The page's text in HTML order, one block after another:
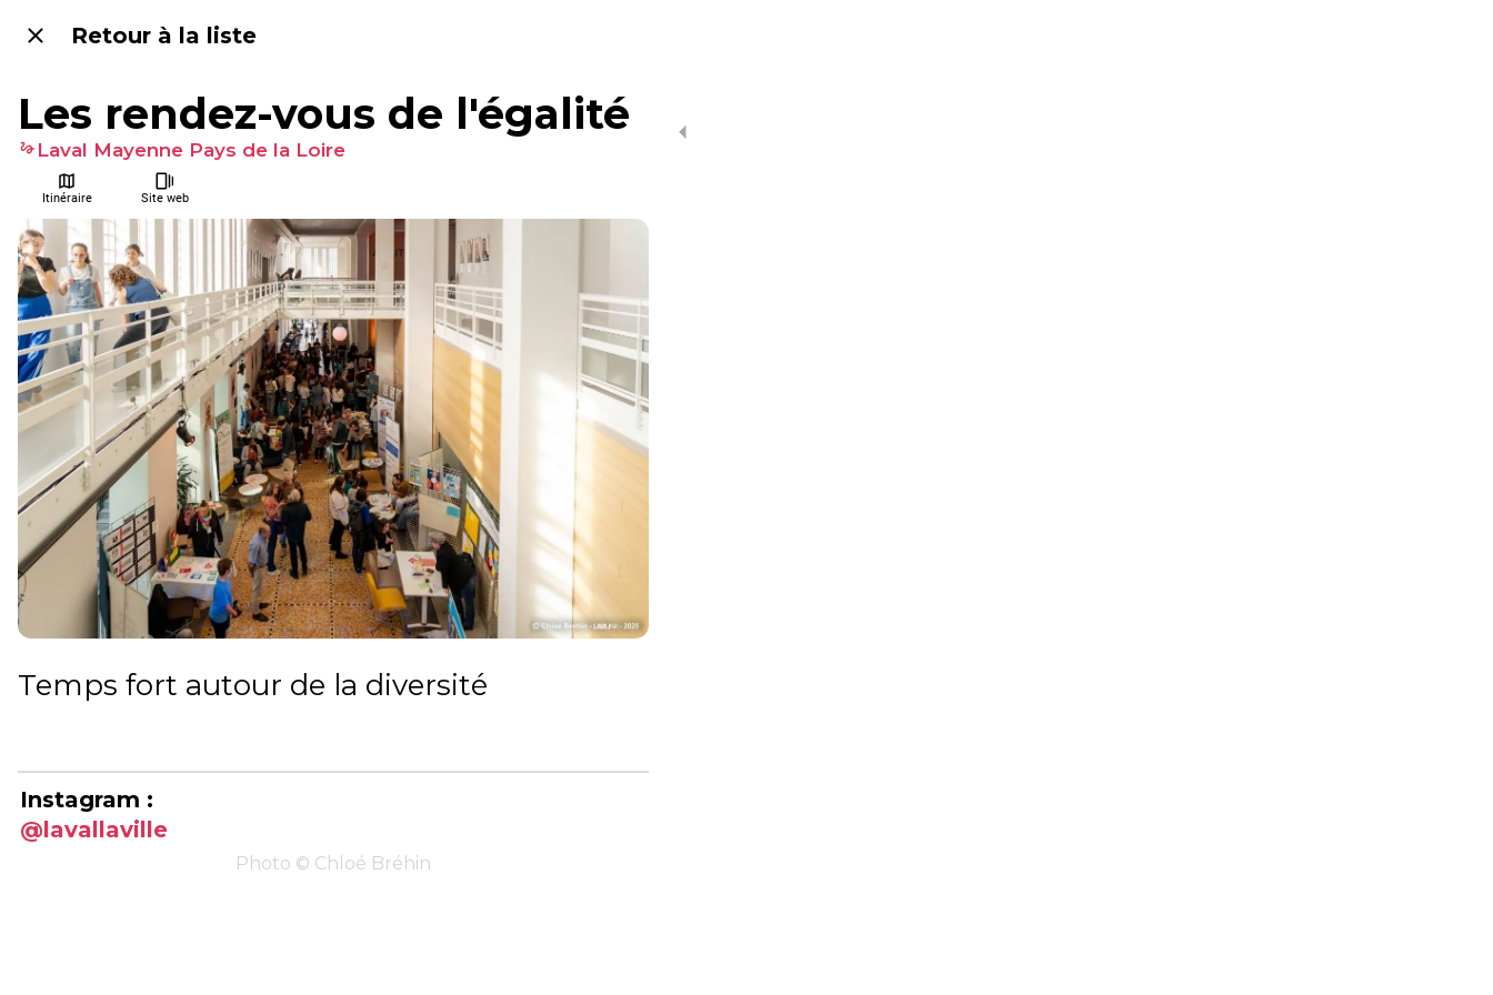
Retour à la liste
Les rendez-vous de l'égalité
Laval Mayenne Pays de la Loire
Itinéraire Site web
Temps fort autour de la diversité
Instagram :
@lavallaville
Photo © Chloé Bréhin